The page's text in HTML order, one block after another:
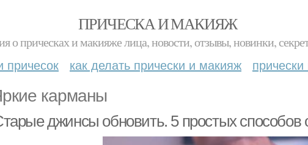
ПРИЧЕСКА И МАКИЯЖ
о прическах и макияже лица, новости, отзывы, новинки,
как делать прически и макияж
карманы
джинсы обновить. 5 простых